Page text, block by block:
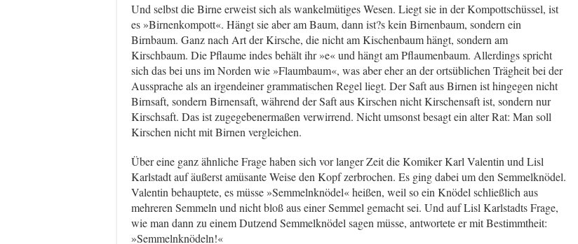
Und selbst die Birne erweist sich als wankelmütiges Wesen. Liegt sie in der Kompottschüssel, ist
es »Birnenkompott«. Hängt sie aber am Baum, dann ist?s kein Birnenbaum, sondern ein
Birnbaum. Ganz nach Art der Kirsche, die nicht am Kischenbaum hängt, sondern am
Kirschbaum. Die Pflaume indes behält ihr »e« und hängt am Pflaumenbaum. Allerdings spricht
sich das bei uns im Norden wie »Flaumbaum«, was aber eher an der ortsüblichen Trägheit bei der
Aussprache als an irgendeiner grammatischen Regel liegt. Der Saft aus Birnen ist hingegen nicht
Birnsaft, sondern Birnensaft, während der Saft aus Kirschen nicht Kirschensaft ist, sondern nur
Kirschsaft. Das ist zugegebenermaßen verwirrend. Nicht umsonst besagt ein alter Rat: Man soll
Kirschen nicht mit Birnen vergleichen.
Über eine ganz ähnliche Frage haben sich vor langer Zeit die Komiker Karl Valentin und Lisl
Karlstadt auf äußerst amüsante Weise den Kopf zerbrochen. Es ging dabei um den Semmelknödel.
Valentin behauptete, es müsse »Semmelnknödel« heißen, weil so ein Knödel schließlich aus
mehreren Semmeln und nicht bloß aus einer Semmel gemacht sei. Und auf Lisl Karlstadts Frage,
wie man dann zu einem Dutzend Semmelknödel sagen müsse, antwortete er mit Bestimmtheit:
»Semmelnknödeln!«